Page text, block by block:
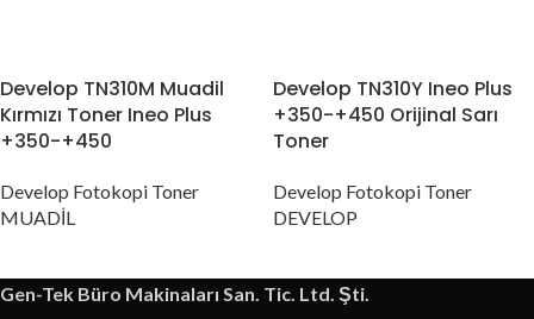
Develop TN310M Muadil
Kırmızı Toner Ineo Plus
+350-+450
Develop Fotokopi Toner
MUADİL
Develop TN310Y Ineo Plus
+350-+450 Orijinal Sarı
Toner
Develop Fotokopi Toner
DEVELOP
Gen-Tek Büro Makinaları San. Tic. Ltd. Şti.